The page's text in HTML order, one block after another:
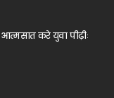
करे युवा पीढ़ीः